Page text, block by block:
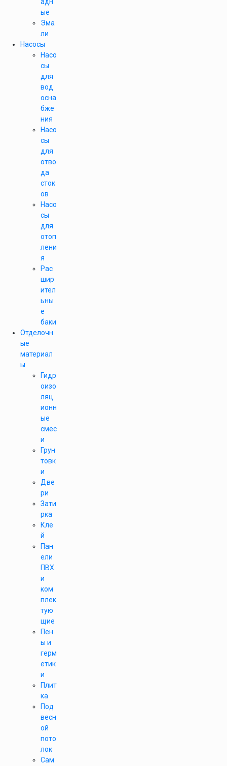
ые
Эма
ли
Насосы
Насо
сы
для
вод
осна
бже
ния
Насо
сы
для
отво
да
сток
ов
Насо
сы
для
отоп
лени
я
Рас
шир
ител
ьны
е
баки
Отделочн
ые
материал
ы
Гидр
оизо
ляц
ионн
ые
смес
и
Грун
товк
и
Две
ри
Зати
рка
Кле
й
Пан
ели
ПВХ
и
ком
плек
тую
щие
Пен
ы и
герм
етик
и
Плит
ка
Под
весн
ой
пото
лок
Сам